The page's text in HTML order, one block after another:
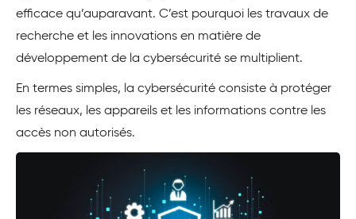
efficace qu’auparavant. C’est pourquoi les travaux de
recherche et les innovations en matière de
développement de la cybersécurité se multiplient.
En termes simples, la cybersécurité consiste à protéger
les réseaux, les appareils et les informations contre les
accès non autorisés.